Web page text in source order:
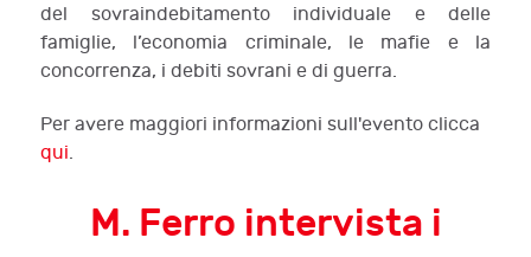
del sovraindebitamento individuale e delle
famiglie, l’economia criminale, le mafie e la
concorrenza, i debiti sovrani e di guerra.
Per avere maggiori informazioni sull'evento clicca
qui.
M. Ferro intervista i